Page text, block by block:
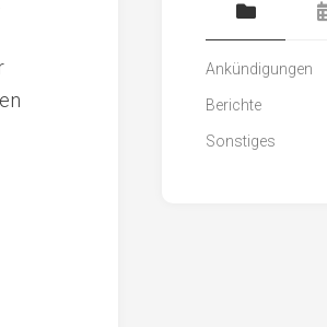
Ankündigungen
Berichte
Sonstiges